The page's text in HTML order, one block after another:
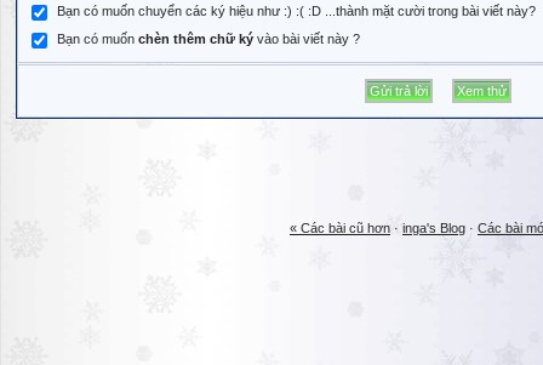
Bạn có muốn chuyển các ký hiệu như :) :( :D ...thành mặt cười trong bài viết này?
Bạn có muốn chèn thêm chữ ký vào bài viết này ?
« Các bài cũ hơn · inga's Blog · Các bài